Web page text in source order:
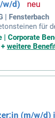
Teams, das
w/d)
| Fensterbach
für
bietet ein
Corporate
+ weitere
(m/w/d)